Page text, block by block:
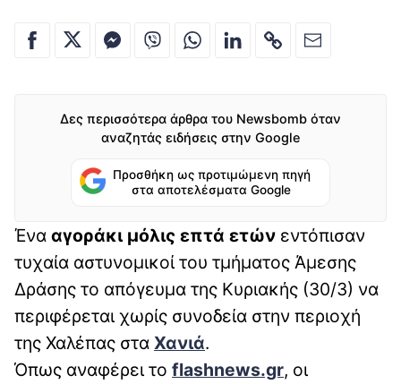
Δες περισσότερα άρθρα του Newsbomb όταν
αναζητάς ειδήσεις στην Google
Προσθήκη ως προτιμώμενη πηγή
στα αποτελέσματα Google
Ένα αγοράκι μόλις επτά ετών εντόπισαν
τυχαία αστυνομικοί του τμήματος Άμεσης
Δράσης το απόγευμα της Κυριακής (30/3) να
περιφέρεται χωρίς συνοδεία στην περιοχή
της Χαλέπας στα Χανιά.
Όπως αναφέρει το flashnews.gr, οι